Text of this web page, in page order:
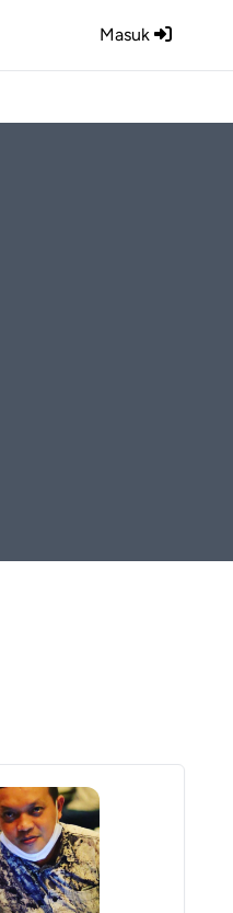
Masuk